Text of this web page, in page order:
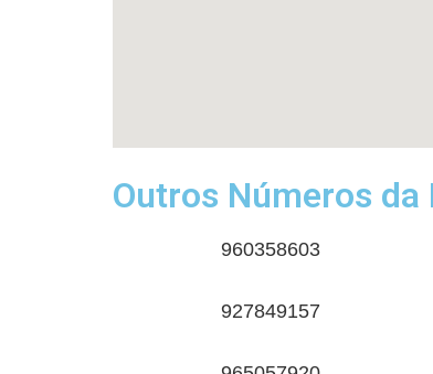
Outros Números
960358603
927849157